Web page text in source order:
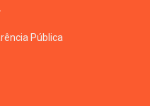
Pública